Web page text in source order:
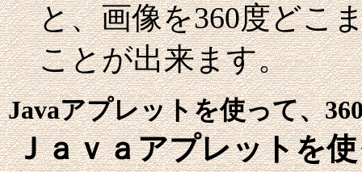
と、画像を360度どこ
ことが出来ます。
Javaアプレットを使って、
Ｊａｖａアプレットを